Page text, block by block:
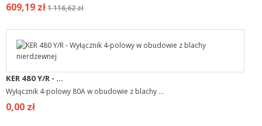
609,19 zł1 116,62 zł
KER 480 Y/R - ...
Wyłącznik 4-polowy 80A w obudowie z blachy ...
0,00 zł